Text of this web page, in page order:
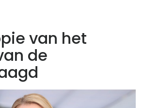
van het
de